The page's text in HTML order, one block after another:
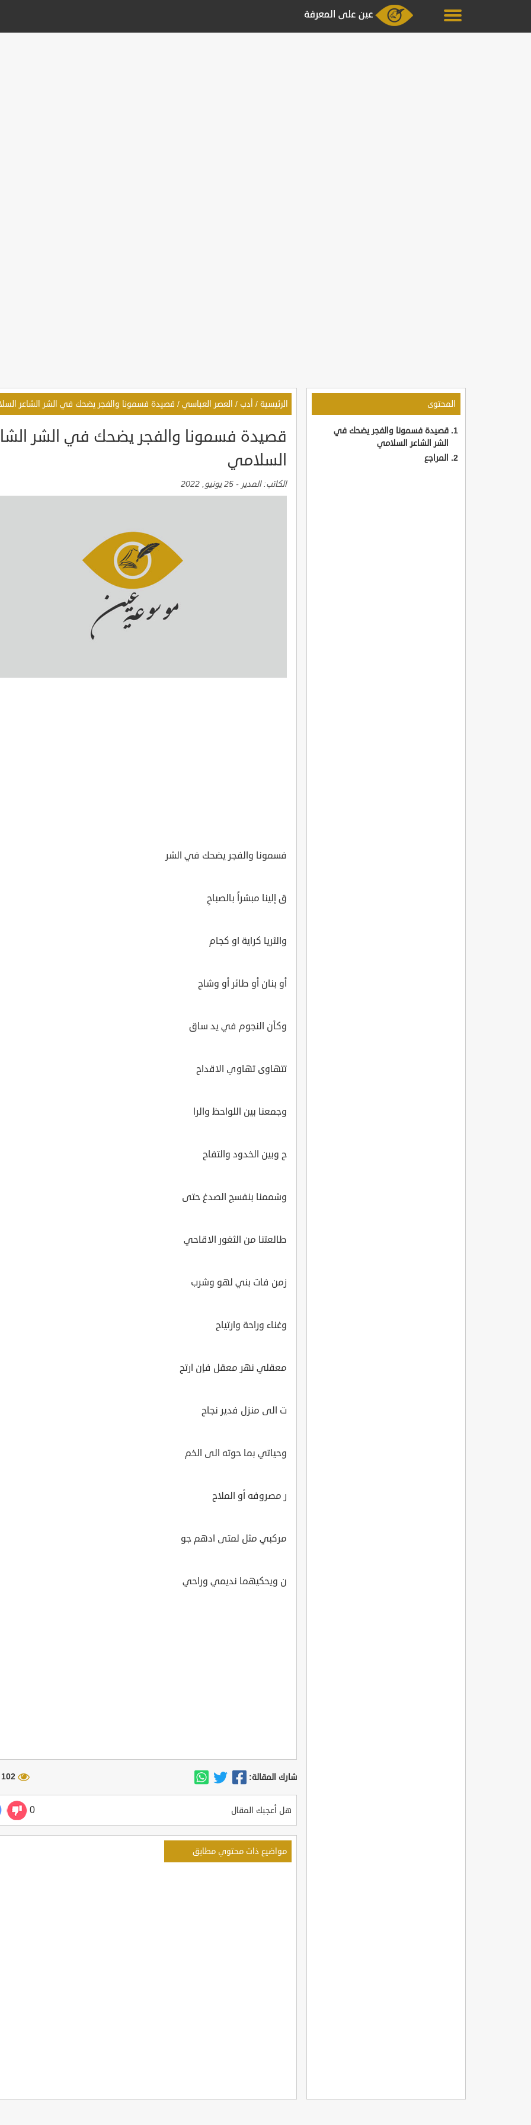
المحتوى
قصيدة فسمونا والفجر يضحك في
الشر الشاعر السلامي
المراجع
الرئيسية / أدب / العصر العباسي / قصيدة فسمونا والفجر يضحك في الشر الشاعر
قصيدة فسمونا والفجر يضحك في الشر
السلامي
الكاتب:المدير - 25 يونيو, 2022
فسمونا والفجر يضحك في الشر
ق إلينا مبشراً بالصباحِ
والثريا كراية او كجام
أو بنان أو طائر أو وشاح
وكأن النجوم في يد ساق
تتهاوى تهاوي الاقداح
وجمعنا بين اللواحظ والرا
ح وبين الخدود والتفاح
وشممنا بنفسج الصدغ حتى
طالعتنا من الثغور الاقاحي
زمن فات بني لهو وشرب
وغناء وراحة وارتياح
معقلي نهر معقل فإن ارتح
ت الى منزل فدير نجاح
وحياتي بما حوته الى الخم
ر مصروفه أو الملاح
مركبي مثل لمتى ادهم جو
ن ويحكيهما نديمي وراحي
شارك المقالة: 102 مشاهدة
هل أعجبك المقال 0
مواضيع ذات محتوي مطابق